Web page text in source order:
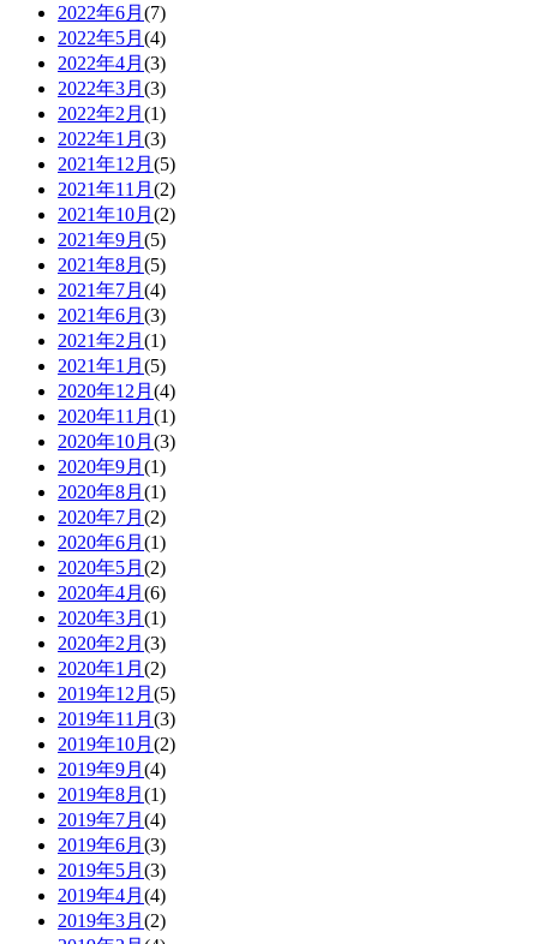
2022年6月 (7)
2022年5月 (4)
2022年4月 (3)
2022年3月 (3)
2022年2月 (1)
2022年1月 (3)
2021年12月 (5)
2021年11月 (2)
2021年10月 (2)
2021年9月 (5)
2021年8月 (5)
2021年7月 (4)
2021年6月 (3)
2021年2月 (1)
2021年1月 (5)
2020年12月 (4)
2020年11月 (1)
2020年10月 (3)
2020年9月 (1)
2020年8月 (1)
2020年7月 (2)
2020年6月 (1)
2020年5月 (2)
2020年4月 (6)
2020年3月 (1)
2020年2月 (3)
2020年1月 (2)
2019年12月 (5)
2019年11月 (3)
2019年10月 (2)
2019年9月 (4)
2019年8月 (1)
2019年7月 (4)
2019年6月 (3)
2019年5月 (3)
2019年4月 (4)
2019年3月 (2)